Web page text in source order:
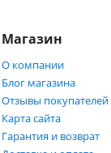
Магазин
О компании
Блог магазина
Отзывы покупателей
Карта сайта
Гарантия и возврат